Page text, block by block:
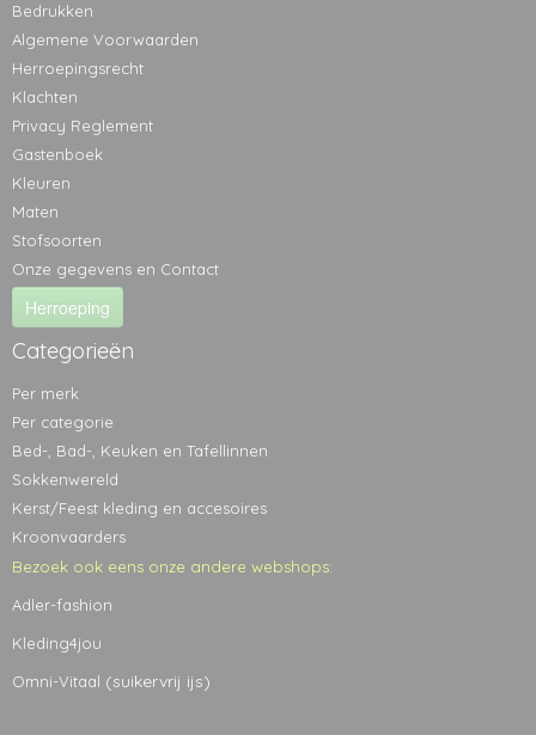
Bedrukken
Algemene Voorwaarden
Herroepingsrecht
Klachten
Privacy Reglement
Gastenboek
Kleuren
Maten
Stofsoorten
Onze gegevens en Contact
Herroeping
Categorieën
Per merk
Per categorie
Bed-, Bad-, Keuken en Tafellinnen
Sokkenwereld
Kerst/Feest kleding en accesoires
Kroonvaarders
Bezoek ook eens onze andere webshops:
Adler-fashion
Kleding4jou
Omni-Vitaal (suikervrij ijs)